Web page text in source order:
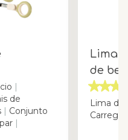
|
de
| Conjunto
|
Lima
de
Lima